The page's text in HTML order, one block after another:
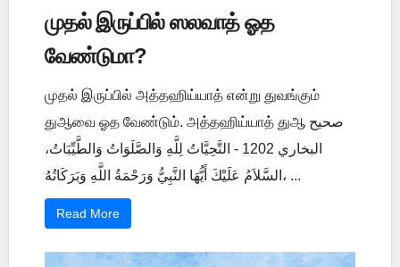
முதல் இருப்பில் ஸலவாத் ஓத
வேண்டுமா?
முதல் இருப்பில் அத்தஹிய்யாத் என்று துவங்கும்
துஆவை ஓத வேண்டும். அத்தஹிய்யாத் துஆ صحيح
البخاري 1202 - التَّحِيَّاتُ لِلَّهِ وَالصَّلَوَاتُ وَالطَّيِّبَاتُ،
السَّلاَمُ عَلَيْكَ أَيُّهَا النَّبِيُّ وَرَحْمَةُ اللَّهِ وَبَرَكَاتُهُ، ...
Read More